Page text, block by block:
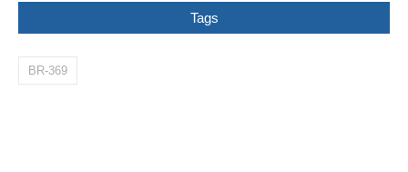
Tags
BR-369